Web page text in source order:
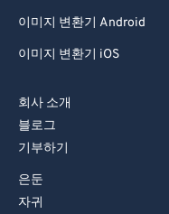
이미지 변환기 Android
이미지 변환기 iOS
회사 소개
블로그
기부하기
은둔
자귀